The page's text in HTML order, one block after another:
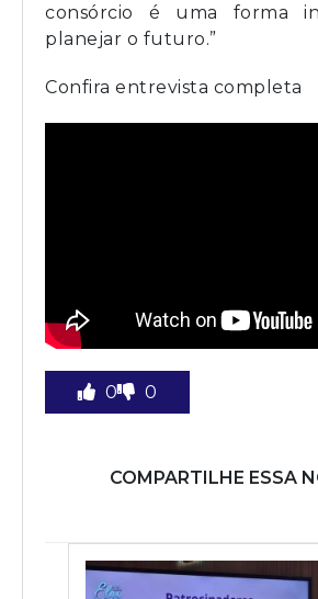
consórcio é uma forma
planejar o futuro.”
Confira entrevista completa
0 0
COMPARTILHE ESSA